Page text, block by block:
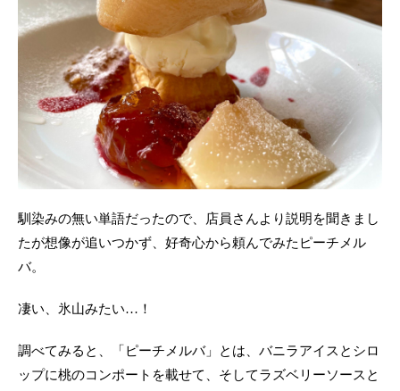
馴染みの無い単語だったので、店員さんより説明を聞きまし
たが想像が追いつかず、好奇心から頼んでみたピーチメル
バ。
凄い、氷山みたい…！
調べてみると、「ピーチメルバ」とは、バニラアイスとシロ
ップに桃のコンポートを載せて、そしてラズベリーソースと